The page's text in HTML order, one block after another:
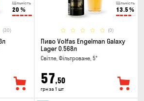
Щільність
20 %
(30)
Щільність
13.5 %
(0)
Пиво Volfas Engelman Galaxy
Lager 0.568л
Світле, Фільтроване, 5°
57,50
грн за 1 шт